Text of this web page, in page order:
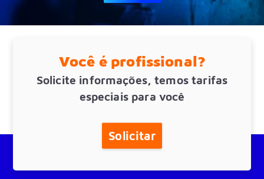
Você é profissional?
Solicite informações, temos tarifas
especiais para você
Solicitar